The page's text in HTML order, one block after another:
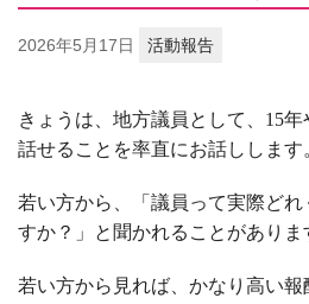
2026年5月17日 活動報告
きょうは、地方議員として、 15年
話せることを率直にお話しします
若い方から、「議員って実際ど
すか？」と聞かれることがありま
若い方から見れば、かなり高い